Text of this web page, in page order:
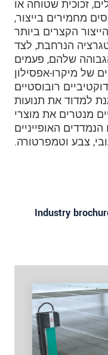
זכוכית שטוחה או
מחמירים בייצור,
הקצרים ביותר
הנרחבת, לצד
שלהם, פעמים
של מיקרו-אפסילון
רובוסטיים
למדוד את תנועות
מנטרים את מוצרי
האופייניים
צבע וטמפרטורה.
Industry